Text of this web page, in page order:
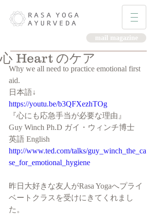
mail magazine
心 Heart のケア
Why we all need to practice emotional first
aid.
日本語↓
https://youtu.be/b3QFXezhTOg
『心にも応急手当が必要な理由』
Guy Winch Ph.D ガイ・ウィンチ博士
英語 English
http://www.ted.com/talks/guy_winch_the_ca
se_for_emotional_hygiene
昨日大好きな友人がRasa Yogaへプライ
ベートクラスを受けにきてくれまし
た。